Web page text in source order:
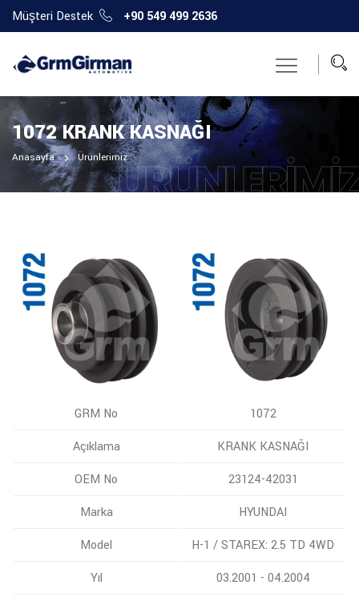
Müşteri Destek +90 549 499 2636
1072 KRANK KASNAĞI
Anasayfa Ürünlerimiz
GRM No
1072
Açıklama
KRANK KASNAĞI
OEM No
23124-42031
Marka
HYUNDAI
Model
H-1 / STAREX: 2.5 TD 4WD
Yıl
03.2001 - 04.2004